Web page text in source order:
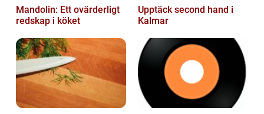
Mandolin: Ett ovärderligt
redskap i köket
Upptäck second hand i
Kalmar